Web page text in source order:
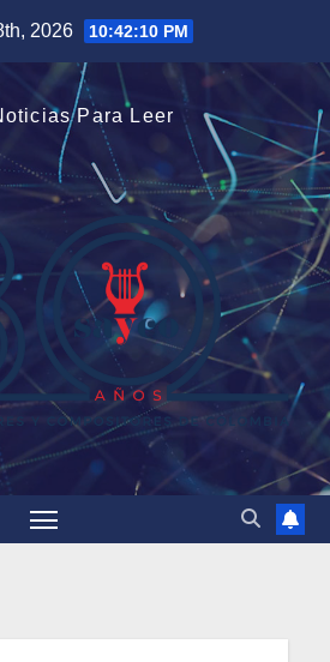
2026 10:42:11 PM
Para Leer